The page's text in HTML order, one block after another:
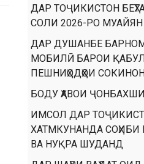
ДАР ТОҶИКИСТОН
СОЛИ 2026-РО
ДАР ДУШАНБЕ
МОБИЛӢ БАРОИ
ПЕШНИҲОДҲОИ
БОДУ ҲАВОИ
ИМСОЛ ДАР
ХАТМКУНАНДА
ВА НУҚРА ШУДАНД